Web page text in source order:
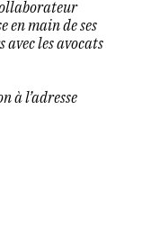
en main de ses
avec les avocats
à l’adresse